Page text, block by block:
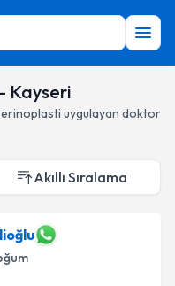
Kayseri
uygulayan doktor
Akıllı Sıralama